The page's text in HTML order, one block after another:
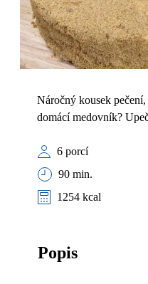
Náročný kousek
domácí medovník?
6 porcí
90 min.
1254 kcal
Popis